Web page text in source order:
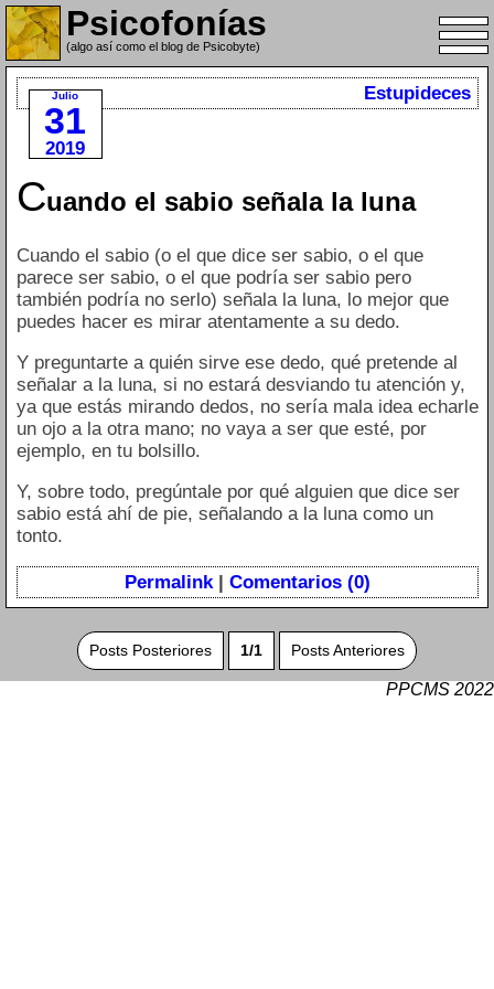
Psicofonías
(algo así como el blog de Psicobyte)
Julio
31
2019
Estupideces
Cuando el sabio señala la luna
Cuando el sabio (o el que dice ser sabio, o el que
parece ser sabio, o el que podría ser sabio pero
también podría no serlo) señala la luna, lo mejor que
puedes hacer es mirar atentamente a su dedo.
Y preguntarte a quién sirve ese dedo, qué pretende al
señalar a la luna, si no estará desviando tu atención y,
ya que estás mirando dedos, no sería mala idea echarle
un ojo a la otra mano; no vaya a ser que esté, por
ejemplo, en tu bolsillo.
Y, sobre todo, pregúntale por qué alguien que dice ser
sabio está ahí de pie, señalando a la luna como un
tonto.
Permalink| Comentarios (0)
Posts Posteriores 1/1 Posts Anteriores
PPCMS 2022